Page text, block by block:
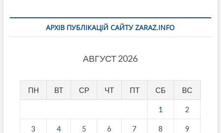
АРХІВ ПУБЛІКАЦІЙ САЙТУ ZARAZ.INFO
АВГУСТ 2026
ПН ВТ СР ЧТ ПТ СБ ВС
1 2
3 4 5 6 7 8 9